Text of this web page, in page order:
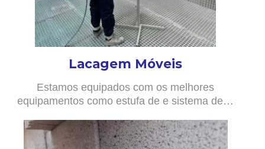
Lacagem Móveis
Estamos equipados com os melhores
equipamentos como estufa de e sistema de…